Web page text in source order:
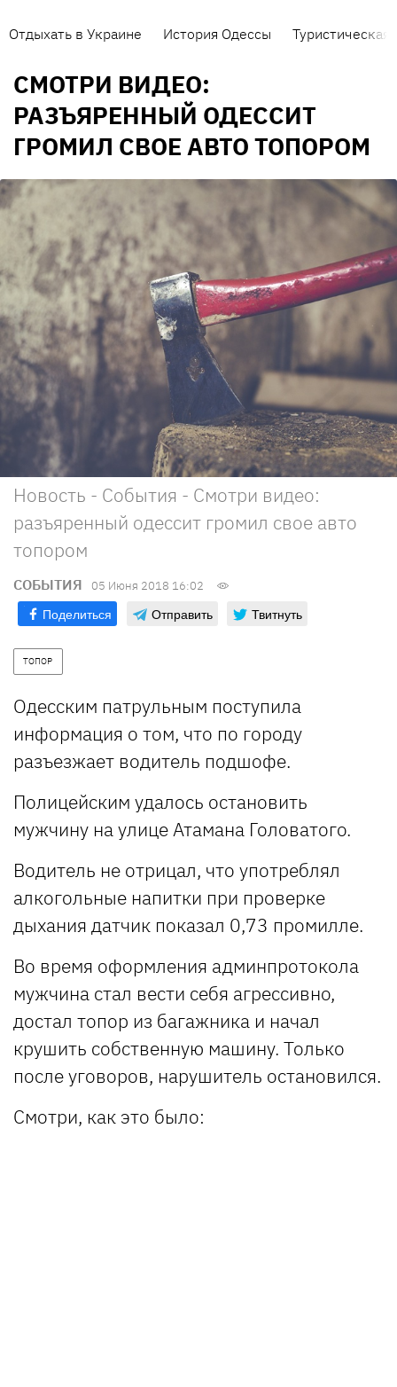
Отдыхать в Украине История Одессы Туристическая
СМОТРИ ВИДЕО:
РАЗЪЯРЕННЫЙ ОДЕССИТ
ГРОМИЛ СВОЕ АВТО ТОПОРОМ
Новость - События - Смотри видео:
разъяренный одессит громил свое авто
топором
СОБЫТИЯ 05 Июня 2018 16:02
Поделиться Отправить Твитнуть
ТОПОР
Одесским патрульным поступила
информация о том, что по городу
разъезжает водитель подшофе.
Полицейским удалось остановить
мужчину на улице Атамана Головатого.
Водитель не отрицал, что употреблял
алкогольные напитки при проверке
дыхания датчик показал 0,73 промилле.
Во время оформления админпротокола
мужчина стал вести себя агрессивно,
достал топор из багажника и начал
крушить собственную машину. Только
после уговоров, нарушитель остановился.
Смотри, как это было: